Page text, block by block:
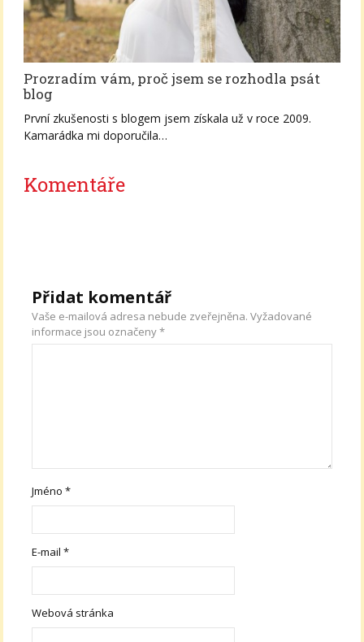
Prozradím vám, proč jsem se rozhodla psát
blog
První zkušenosti s blogem jsem získala už v roce 2009.
Kamarádka mi doporučila…
Komentáře
Přidat komentář
Vaše e-mailová adresa nebude zveřejněna. Vyžadované
informace jsou označeny*
Jméno*
E-mail*
Webová stránka